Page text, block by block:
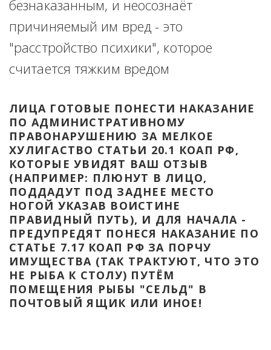
безнаказанным, и неосознаёт
причиняемый им вред - это
"расстройство психики", которое
считается тяжким вредом
ЛИЦА ГОТОВЫЕ ПОНЕСТИ НАКАЗАНИЕ
ПО АДМИНИСТРАТИВНОМУ
ПРАВОНАРУШЕНИЮ ЗА МЕЛКОЕ
ХУЛИГАСТВО СТАТЬИ 20.1 КОАП РФ,
КОТОРЫЕ УВИДЯТ ВАШ ОТЗЫВ
(НАПРИМЕР: ПЛЮНУТ В ЛИЦО,
ПОДДАДУТ ПОД ЗАДНЕЕ МЕСТО
НОГОЙ УКАЗАВ ВОИСТИНЕ
ПРАВИДНЫЙ ПУТЬ), И ДЛЯ НАЧАЛА -
ПРЕДУПРЕДЯТ ПОНЕСЯ НАКАЗАНИЕ ПО
СТАТЬЕ 7.17 КОАП РФ ЗА ПОРЧУ
ИМУЩЕСТВА (ТАК ТРАКТУЮТ, ЧТО ЭТО
НЕ РЫБА К СТОЛУ) ПУТЁМ
ПОМЕЩЕНИЯ РЫБЫ "СЕЛЬД" В
ПОЧТОВЫЙ ЯЩИК ИЛИ ИНОЕ!